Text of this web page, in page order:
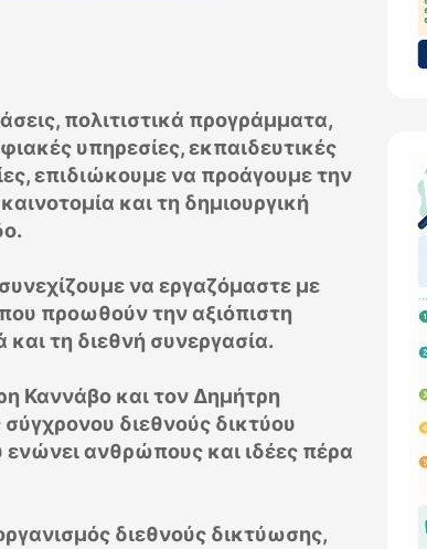
πολιτιστικά προγράμματα,
υπηρεσίες, εκπαιδευτικές
επιδιώκουμε να προάγουμε την
και τη δημιουργική
να εργαζόμαστε με
προωθούν την αξιόπιστη
τη διεθνή συνεργασία.
Καννάβο και τον Δημήτρη
σύγχρονου διεθνούς δικτύου
ενώνει ανθρώπους και ιδέες πέρα
διεθνούς δικτύωσης,